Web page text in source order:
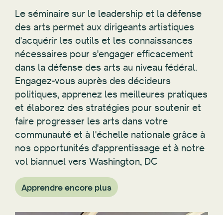
des arts permet aux dirigeants artistiques
d'acquérir les outils et les connaissances
nécessaires pour s'engager efficacement
dans la défense des arts au niveau fédéral.
Engagez-vous auprès des décideurs
politiques, apprenez les meilleures pratiques
et élaborez des stratégies pour soutenir et
faire progresser les arts dans votre
communauté et à l'échelle nationale grâce à
nos opportunités d'apprentissage et à notre
vol biannuel vers Washington, DC